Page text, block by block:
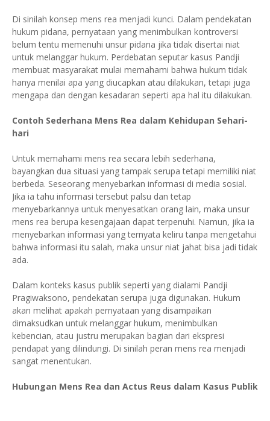
Di sinilah konsep mens rea menjadi kunci. Dalam pendekatan
hukum pidana, pernyataan yang menimbulkan kontroversi
belum tentu memenuhi unsur pidana jika tidak disertai niat
untuk melanggar hukum. Perdebatan seputar kasus Pandji
membuat masyarakat mulai memahami bahwa hukum tidak
hanya menilai apa yang diucapkan atau dilakukan, tetapi juga
mengapa dan dengan kesadaran seperti apa hal itu dilakukan.
Contoh Sederhana Mens Rea dalam Kehidupan Sehari-
hari
Untuk memahami mens rea secara lebih sederhana,
bayangkan dua situasi yang tampak serupa tetapi memiliki niat
berbeda. Seseorang menyebarkan informasi di media sosial.
Jika ia tahu informasi tersebut palsu dan tetap
menyebarkannya untuk menyesatkan orang lain, maka unsur
mens rea berupa kesengajaan dapat terpenuhi. Namun, jika ia
menyebarkan informasi yang ternyata keliru tanpa mengetahui
bahwa informasi itu salah, maka unsur niat jahat bisa jadi tidak
ada.
Dalam konteks kasus publik seperti yang dialami Pandji
Pragiwaksono, pendekatan serupa juga digunakan. Hukum
akan melihat apakah pernyataan yang disampaikan
dimaksudkan untuk melanggar hukum, menimbulkan
kebencian, atau justru merupakan bagian dari ekspresi
pendapat yang dilindungi. Di sinilah peran mens rea menjadi
sangat menentukan.
Hubungan Mens Rea dan Actus Reus dalam Kasus Publik